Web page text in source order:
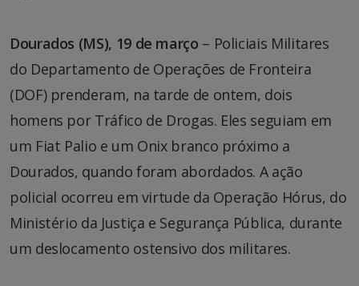
Dourados (MS), 19 de março – Policiais Militares
do Departamento de Operações de Fronteira
(DOF) prenderam, na tarde de ontem, dois
homens por Tráfico de Drogas. Eles seguiam em
um Fiat Palio e um Onix branco próximo a
Dourados, quando foram abordados. A ação
policial ocorreu em virtude da Operação Hórus, do
Ministério da Justiça e Segurança Pública, durante
um deslocamento ostensivo dos militares.